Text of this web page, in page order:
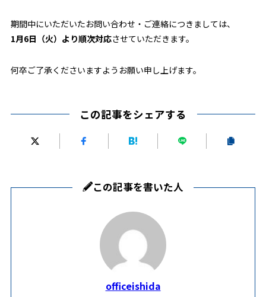
期間中にいただいたお問い合わせ・ご連絡につきましては、
1月6日（火）より順次対応させていただきます。
何卒ご了承くださいますようお願い申し上げます。
この記事をシェアする
この記事を書いた人
officeishida